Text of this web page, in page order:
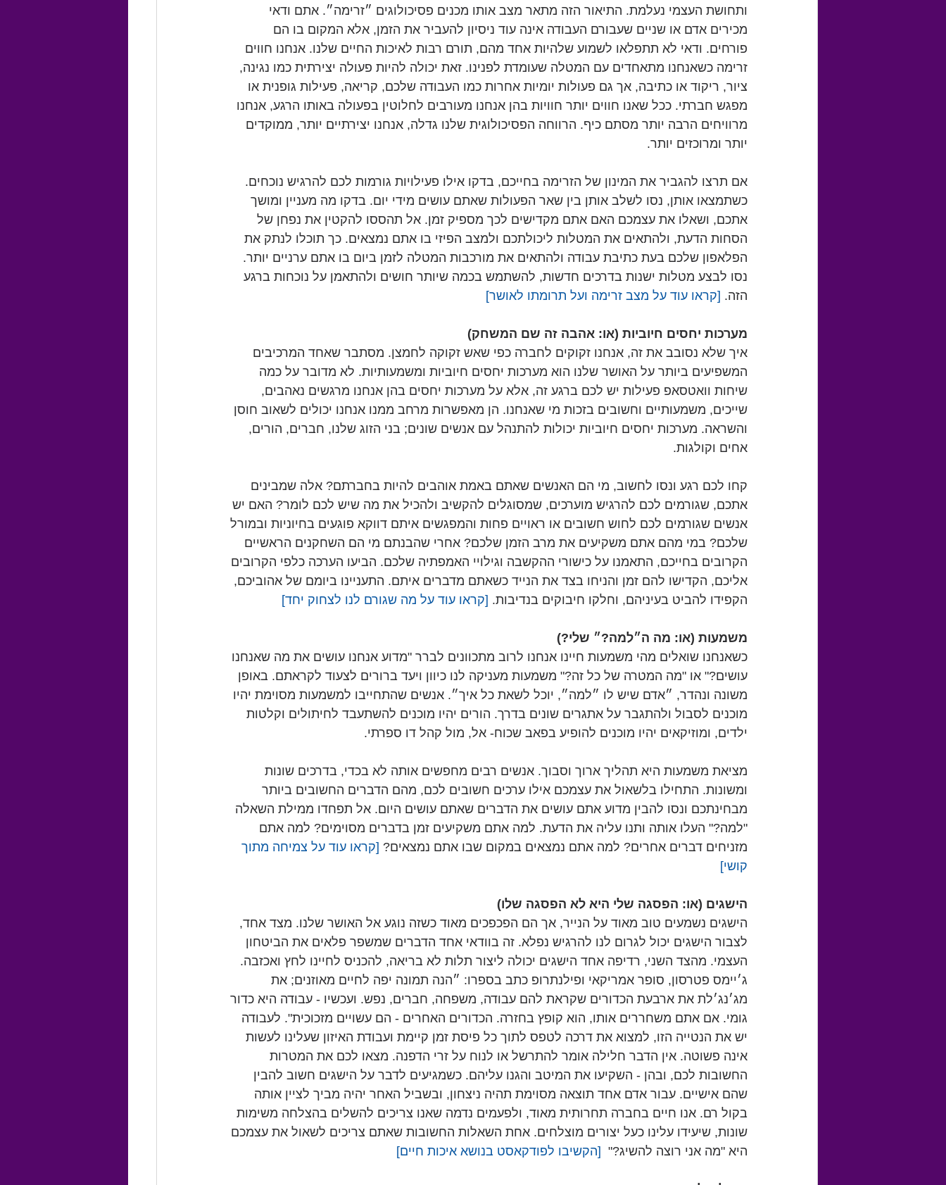
ותחושת העצמי נעלמת. התיאור הזה מתאר מצב אותו מכנים פסיכולוגים ״זרימה״. אתם ודאי
מכירים אדם או שניים שעבורם העבודה אינה עוד ניסיון להעביר את הזמן, אלא המקום בו הם
פורחים. ודאי לא תתפלאו לשמוע שלהיות אחד מהם, תורם רבות לאיכות החיים שלנו. אנחנו חווים
זרימה כשאנחנו מתאחדים עם המטלה שעומדת לפנינו. זאת יכולה להיות פעולה יצירתית כמו נגינה,
ציור, ריקוד או כתיבה, אך גם פעולות יומיות אחרות כמו העבודה שלכם, קריאה, פעילות גופנית או
מפגש חברתי. ככל שאנו חווים יותר חוויות בהן אנחנו מעורבים לחלוטין בפעולה באותו הרגע, אנחנו
מרוויחים הרבה יותר מסתם כיף. הרווחה הפסיכולוגית שלנו גדלה, אנחנו יצירתיים יותר, ממוקדים
יותר ומרוכזים יותר.
אם תרצו להגביר את המינון של הזרימה בחייכם, בדקו אילו פעילויות גורמות לכם להרגיש נוכחים.
כשתמצאו אותן, נסו לשלב אותן בין שאר הפעולות שאתם עושים מידי יום. בדקו מה מעניין ומושך
אתכם, ושאלו את עצמכם האם אתם מקדישים לכך מספיק זמן. אל תהססו להקטין את נפחן של
הסחות הדעת, ולהתאים את המטלות ליכולתכם ולמצב הפיזי בו אתם נמצאים. כך תוכלו לנתק את
הפלאפון שלכם בעת כתיבת עבודה ולהתאים את מורכבות המטלה לזמן ביום בו אתם ערניים יותר.
נסו לבצע מטלות ישנות בדרכים חדשות, להשתמש בכמה שיותר חושים ולהתאמן על נוכחות ברגע
הזה. [קראו עוד על מצב זרימה ועל תרומתו לאושר]
מערכות יחסים חיוביות (או: אהבה זה שם המשחק)
איך שלא נסובב את זה, אנחנו זקוקים לחברה כפי שאש זקוקה לחמצן. מסתבר שאחד המרכיבים
המשפיעים ביותר על האושר שלנו הוא מערכות יחסים חיוביות ומשמעותיות. לא מדובר על כמה
שיחות וואטסאפ פעילות יש לכם ברגע זה, אלא על מערכות יחסים בהן אנחנו מרגשים נאהבים,
שייכים, משמעותיים וחשובים בזכות מי שאנחנו. הן מאפשרות מרחב ממנו אנחנו יכולים לשאוב חוסן
והשראה. מערכות יחסים חיוביות יכולות להתנהל עם אנשים שונים; בני הזוג שלנו, חברים, הורים,
אחים וקולגות.
קחו לכם רגע ונסו לחשוב, מי הם האנשים שאתם באמת אוהבים להיות בחברתם? אלה שמבינים
אתכם, שגורמים לכם להרגיש מוערכים, שמסוגלים להקשיב ולהכיל את מה שיש לכם לומר? האם יש
אנשים שגורמים לכם לחוש חשובים או ראויים פחות והמפגשים איתם דווקא פוגעים בחיוניות ובמורל
שלכם? במי מהם אתם משקיעים את מרב הזמן שלכם? אחרי שהבנתם מי הם השחקנים הראשיים
הקרובים בחייכם, התאמנו על כישורי ההקשבה וגילויי האמפתיה שלכם. הביעו הערכה כלפי הקרובים
אליכם, הקדישו להם זמן והניחו בצד את הנייד כשאתם מדברים איתם. התעניינו ביומם של אהוביכם,
הקפידו להביט בעיניהם, וחלקו חיבוקים בנדיבות. [קראו עוד על מה שגורם לנו לצחוק יחד]
משמעות (או: מה ה״למה?״ שלי?)
כשאנחנו שואלים מהי משמעות חיינו אנחנו לרוב מתכוונים לברר "מדוע אנחנו עושים את מה שאנחנו
עושים?" או "מה המטרה של כל זה?" משמעות מעניקה לנו כיוון ויעד ברורים לצעוד לקראתם. באופן
משונה ונהדר, ״אדם שיש לו ״למה״, יוכל לשאת כל איך״. אנשים שהתחייבו למשמעות מסוימת יהיו
מוכנים לסבול ולהתגבר על אתגרים שונים בדרך. הורים יהיו מוכנים להשתעבד לחיתולים וקלטות
ילדים, ומוזיקאים יהיו מוכנים להופיע בפאב שכוח- אל, מול קהל דו ספרתי.
מציאת משמעות היא תהליך ארוך וסבוך. אנשים רבים מחפשים אותה לא בכדי, בדרכים שונות
ומשונות. התחילו בלשאול את עצמכם אילו ערכים חשובים לכם, מהם הדברים החשובים ביותר
מבחינתכם ונסו להבין מדוע אתם עושים את הדברים שאתם עושים היום. אל תפחדו ממילת השאלה
"למה?" העלו אותה ותנו עליה את הדעת. למה אתם משקיעים זמן בדברים מסוימים? למה אתם
מזניחים דברים אחרים? למה אתם נמצאים במקום שבו אתם נמצאים? [קראו עוד על צמיחה מתוך
קושי]
הישגים (או: הפסגה שלי היא לא הפסגה שלו)
הישגים נשמעים טוב מאוד על הנייר, אך הם הפכפכים מאוד כשזה נוגע אל האושר שלנו. מצד אחד,
לצבור הישגים יכול לגרום לנו להרגיש נפלא. זה בוודאי אחד הדברים שמשפר פלאים את הביטחון
העצמי. מהצד השני, רדיפה אחד הישגים יכולה ליצור תלות לא בריאה, להכניס לחיינו לחץ ואכזבה.
ג׳יימס פטרסון, סופר אמריקאי ופילנתרופ כתב בספרו: ״הנה תמונה יפה לחיים מאוזנים; את
מג׳נג׳לת את ארבעת הכדורים שקראת להם עבודה, משפחה, חברים, נפש. ועכשיו - עבודה היא כדור
גומי. אם אתם משחררים אותו, הוא קופץ בחזרה. הכדורים האחרים - הם עשויים מזכוכית". לעבודה
יש את הנטייה הזו, למצוא את דרכה לטפס לתוך כל פיסת זמן קיימת ועבודת האיזון שעלינו לעשות
אינה פשוטה. אין הדבר חלילה אומר להתרשל או לנוח על זרי הדפנה. מצאו לכם את המטרות
החשובות לכם, ובהן - השקיעו את המיטב והגנו עליהם. כשמגיעים לדבר על הישגים חשוב להבין
שהם אישיים. עבור אדם אחד תוצאה מסוימת תהיה ניצחון, ובשביל האחר יהיה מביך לציין אותה
בקול רם. אנו חיים בחברה תחרותית מאוד, ולפעמים נדמה שאנו צריכים להשלים בהצלחה משימות
שונות, שיעידו עלינו כעל יצורים מוצלחים. אחת השאלות החשובות שאתם צריכים לשאול את עצמכם
היא "מה אני רוצה להשיג?" [הקשיבו לפודקאסט בנושא איכות חיים]